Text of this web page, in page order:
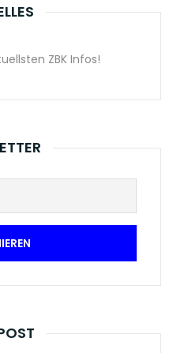
ZBK Infos!